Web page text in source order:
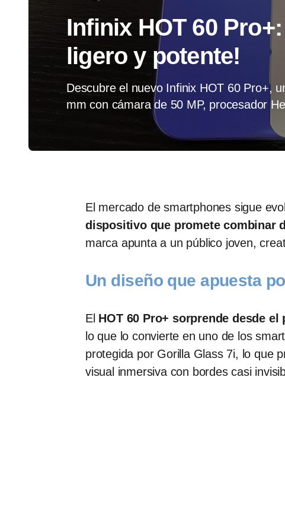
Infinix HOT 60
ligero y potente!
Descubre el nuevo Infinix HOT 60 Pro+,
mm con cámara de 50 MP, procesador
El mercado de smartphones sigue
dispositivo que promete combinar
marca apunta a un público joven,
Un diseño que apuesta
El HOT 60 Pro+ sorprende desde
lo que lo convierte en uno de los
protegida por Gorilla Glass 7i, lo que
visual inmersiva con bordes casi